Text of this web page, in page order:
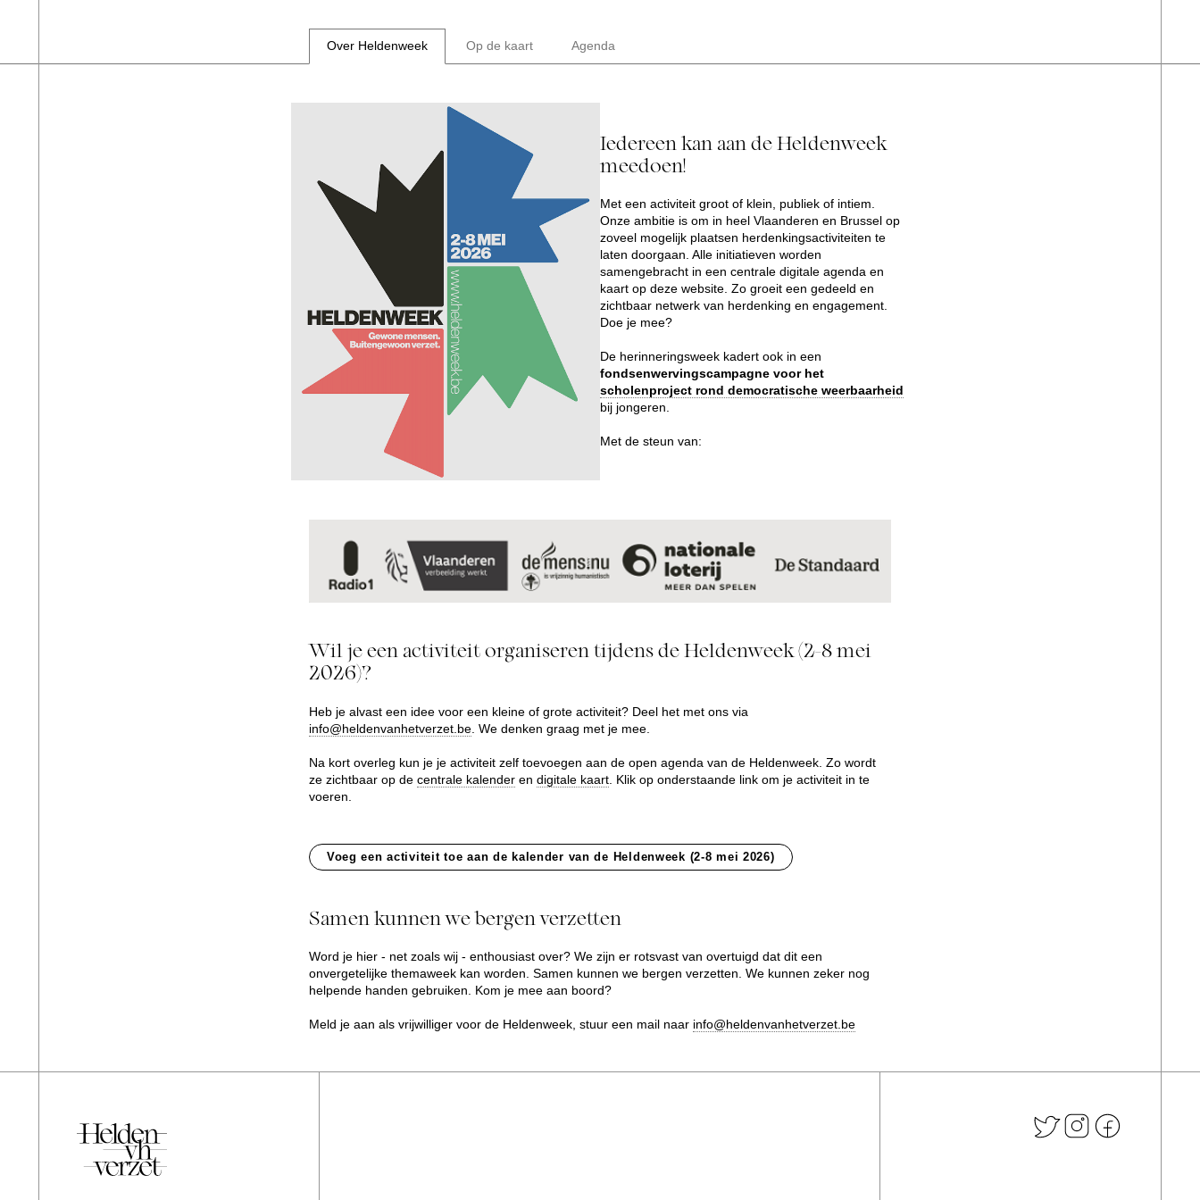
Over Heldenweek Op de kaart Agenda
Iedereen kan aan de Heldenweek
meedoen!
Met een activiteit groot of klein, publiek of intiem.
Onze ambitie is om in heel Vlaanderen en Brussel op
zoveel mogelijk plaatsen herdenkingsactiviteiten te
laten doorgaan. Alle initiatieven worden
samengebracht in een centrale digitale agenda en
kaart op deze website. Zo groeit een gedeeld en
zichtbaar netwerk van herdenking en engagement.
Doe je mee?
De herinneringsweek kadert ook in een
fondsenwervingscampagne voor het
scholenproject rond democratische weerbaarheid
bij jongeren.
Met de steun van:
Wil je een activiteit organiseren tijdens de Heldenweek (2-8 mei
2026)?
Heb je alvast een idee voor een kleine of grote activiteit? Deel het met ons via
info@heldenvanhetverzet.be. We denken graag met je mee.
Na kort overleg kun je je activiteit zelf toevoegen aan de open agenda van de Heldenweek. Zo wordt
ze zichtbaar op de centrale kalenderen digitale kaart. Klik op onderstaande link om je activiteit in te
voeren.
Voeg een activiteit toe aan de kalender van de Heldenweek (2-8 mei 2026)
Samen kunnen we bergen verzetten
Word je hier - net zoals wij - enthousiast over? We zijn er rotsvast van overtuigd dat dit een
onvergetelijke themaweek kan worden. Samen kunnen we bergen verzetten. We kunnen zeker nog
helpende handen gebruiken. Kom je mee aan boord?
Meld je aan als vrijwilliger voor de Heldenweek, stuur een mail naar info@heldenvanhetverzet.be